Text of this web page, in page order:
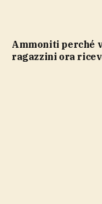
Ammoniti perché vendevano limonata. I tre
ragazzini ora